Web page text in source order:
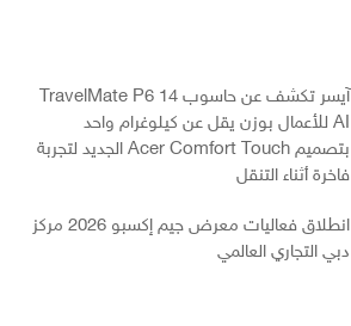
آيسر تكشف عن حاسوب TravelMate P6 14
AI للأعمال بوزن يقل عن كيلوغرام واحد
بتصميم Acer Comfort Touch الجديد لتجربة
فاخرة أثناء التنقل
انطلاق فعاليات معرض جيم إكسبو 2026 مركز
دبي التجاري العالمي